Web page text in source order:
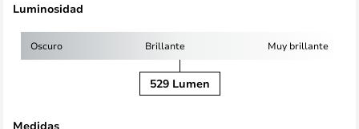
Luminosidad
Oscuro Brillante Muy brillante
529 Lumen
Medidas